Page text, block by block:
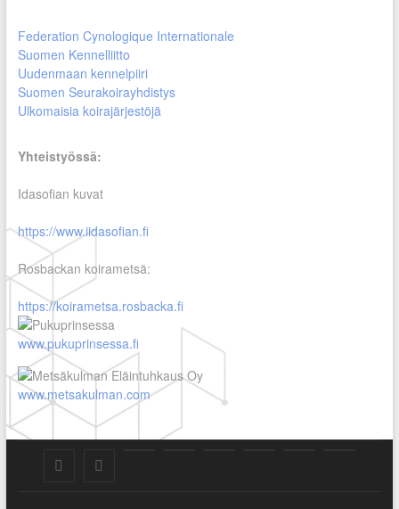
Federation Cynologique Internationale
Suomen Kennelliitto
Uudenmaan kennelpiiri
Suomen Seurakoirayhdistys
Ulkomaisia koirajärjestöjä
Yhteistyössä:
Idasofian kuvat
https://www.iidasofian.fi
Rosbackan koirametsä:
https://koirametsa.rosbacka.fi
www.pukuprinsessa.fi
www.metsakulman.com
SuKaRo